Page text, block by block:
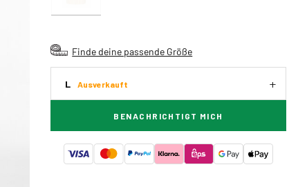
Finde deine passende Größe
L Ausverkauft
BENACHRICHTIGT MICH